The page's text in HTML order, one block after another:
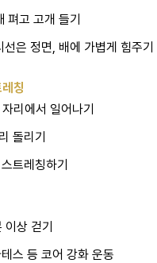
펴고 고개 들기
선은 정면, 배에 가볍게 힘주기
칭
리에서 일어나기
돌리기
트레칭하기
상 걷기
스 등 코어 강화 운동